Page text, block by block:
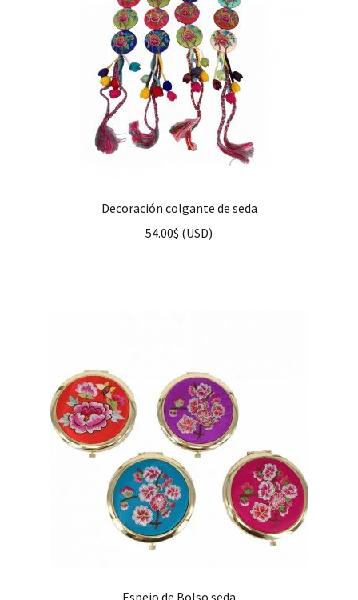
Decoración colgante de seda
54.00$ (USD)